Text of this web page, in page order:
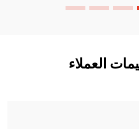
العملاء